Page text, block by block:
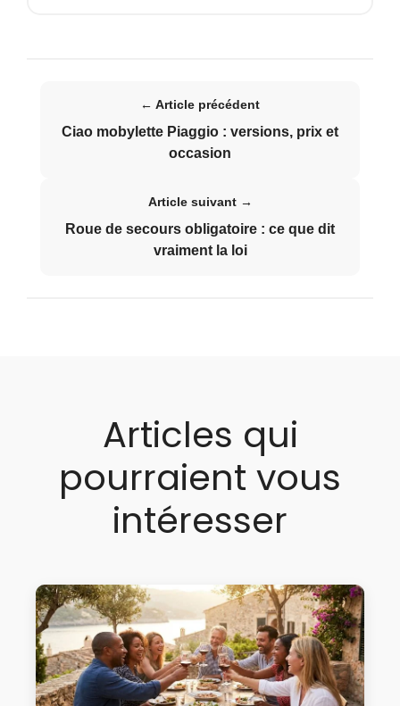
← Article précédent
Ciao mobylette Piaggio : versions, prix et
occasion
Article suivant →
Roue de secours obligatoire : ce que dit
vraiment la loi
Articles qui
pourraient vous
intéresser